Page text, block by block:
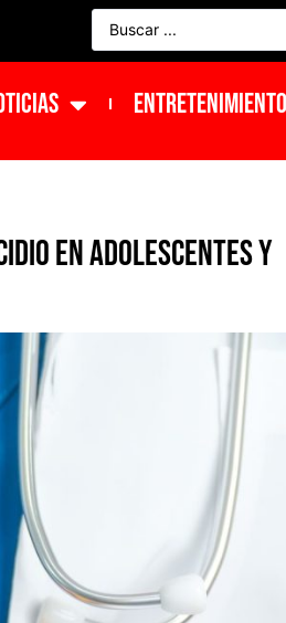
ENTRETENIMIENTO
en adolescentes y